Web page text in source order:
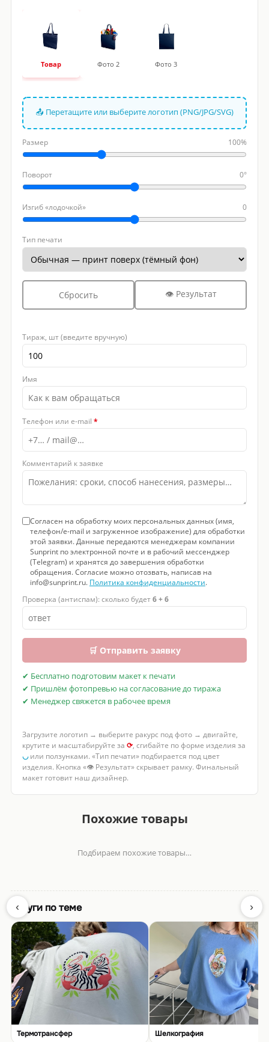
Товар Фото 2 Фото 3
📤 Перетащите или выберите логотип (PNG/JPG/SVG)
Размер 100%
Поворот 0°
Изгиб «лодочкой» 0
Тип печати
Сбросить 👁 Результат
Тираж, шт (введите вручную)
Имя
Телефон или e-mail *
Комментарий к заявке
Согласен на обработку моих персональных данных (имя,
телефон/e-mail и загруженное изображение) для обработки
этой заявки. Данные передаются менеджерам компании
Sunprint по электронной почте и в рабочий мессенджер
(Telegram) и хранятся до завершения обработки
обращения. Согласие можно отозвать, написав на
info@sunprint.ru. Политика конфиденциальности.
Проверка (антиспам): сколько будет6 + 6
🛒 Отправить заявку
✔ Бесплатно подготовим макет к печати
✔ Пришлём фотопревью на согласование до тиража
✔ Менеджер свяжется в рабочее время
Загрузите логотип → выберите ракурс под фото → двигайте,
крутите и масштабируйте за ⟳, сгибайте по форме изделия за
◡или ползунками. «Тип печати» подбирается под цвет
изделия. Кнопка «👁 Результат» скрывает рамку. Финальный
макет готовит наш дизайнер.
Похожие товары
‹
Подбираем похожие товары…
›
Услуги по теме
Термотрансфер Шелкография